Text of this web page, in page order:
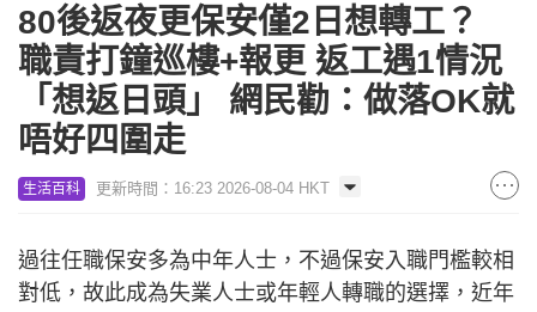
80後返夜更保安僅2日想轉工？
職責打鐘巡樓+報更 返工遇1情況
「想返日頭」 網民勸：做落OK就
唔好四圍走
生活百科 更新時間：16:23 2026-08-04 HKT
過往任職保安多為中年人士，不過保安入職門檻較相
對低，故此成為失業人士或年輕人轉職的選擇，近年